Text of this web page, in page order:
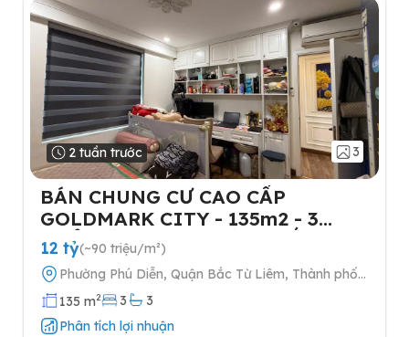
2 tuần trước 3
BÁN CHUNG CƯ CAO CẤP
GOLDMARK CITY - 135m2 - 3
NGỦ-TẶNG FULL NỘI THẤT- 2
SLOT Ô TÔ
12 tỷ(~90 triệu/m²)
Phường Phú Diễn, Quận Bắc Từ Liêm, Thành phố
Hà Nội
135 m2 3
3
Phân tích lợi nhuận